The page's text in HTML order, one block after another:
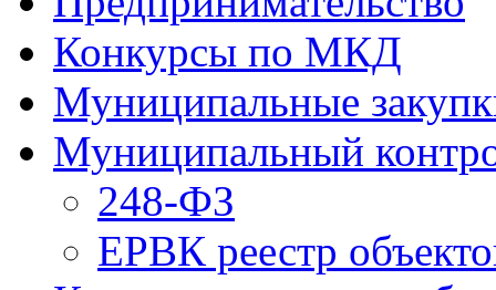
Конкурсы по МКД
Муниципальные
Муниципальный
248-ФЗ
ЕРВК реестр